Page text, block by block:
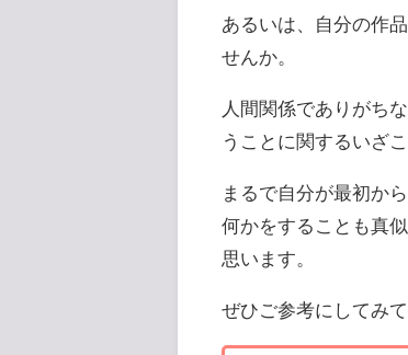
あるいは、自分の作
せんか。
人間関係でありがち
うことに関するいざ
まるで自分が最初か
何かをすることも真
思います。
ぜひご参考にしてみて